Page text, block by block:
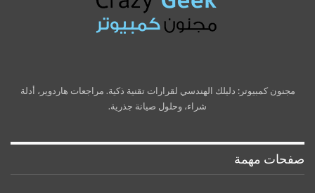
مجنون كمبيوتر: دليلك الهندسي لقرارات تقنية ذكية. مراجعات هاردوير، أدلة
شراء، وحلول صيانة جذرية.
صفحات مهمة